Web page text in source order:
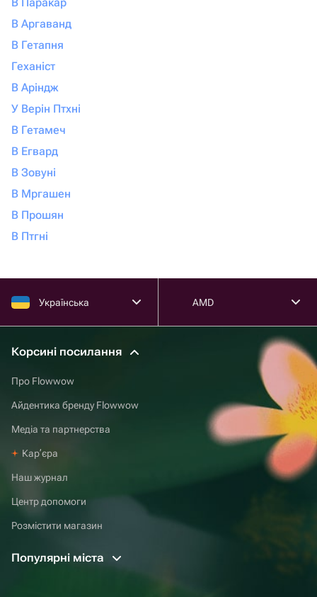
В Аргаванд
В Гетапня
Геханіст
В Аріндж
У Верін Птхні
В Гетамеч
В Егвард
В Зовуні
В Мргашен
В Прошян
В Птгні
Українська AMD
Корсині посилання
Про Flowwow
Айдентика бренду Flowwow
Медіа та партнерства
Карʼєра
Наш журнал
Центр допомоги
Розмістити магазин
Популярні міста